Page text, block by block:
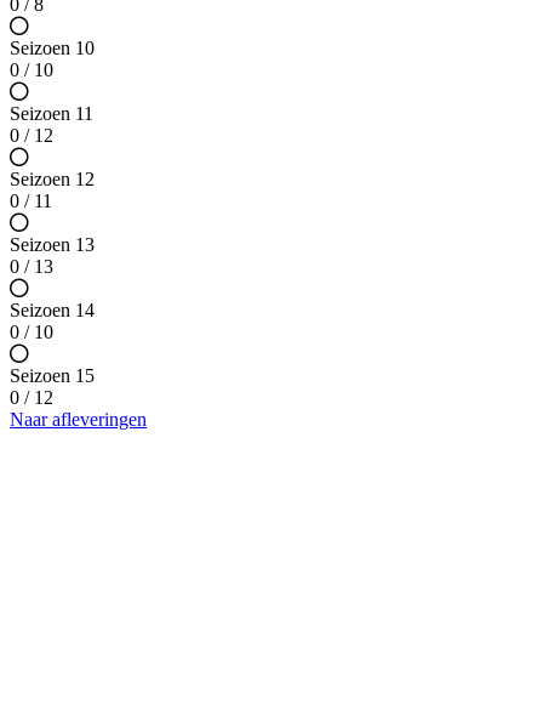
0 / 8
Seizoen 10
0 / 10
Seizoen 11
0 / 12
Seizoen 12
0 / 11
Seizoen 13
0 / 13
Seizoen 14
0 / 10
Seizoen 15
0 / 12
Naar afleveringen